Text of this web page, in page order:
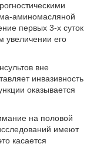
аминомасляной
первых 3-х суток
увеличении его
вне
инвазивность
оказывается
на половой
имеют
касается